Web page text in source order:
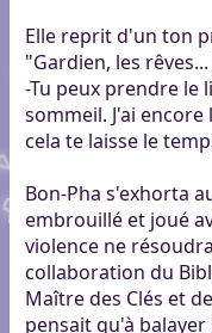
Elle reprit d'un ton
"Gardien, les
-Tu peux prendre le
sommeil. J'ai
cela te laisse le
Bon-Pha s'exhorta
embrouillé et joué
violence ne
collaboration du
Maître des Clés et
pensait qu'à